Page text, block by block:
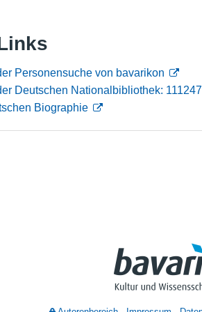
Personensuche von bavarikon
Deutschen Nationalbibliothek:
Biographie